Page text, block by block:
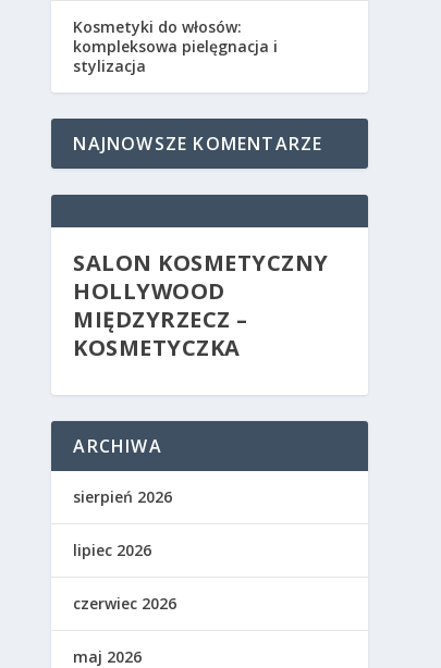
Kosmetyki do włosów:
kompleksowa pielęgnacja i
stylizacja
NAJNOWSZE KOMENTARZE
SALON KOSMETYCZNY
HOLLYWOOD
MIĘDZYRZECZ –
KOSMETYCZKA
ARCHIWA
sierpień 2026
lipiec 2026
czerwiec 2026
maj 2026